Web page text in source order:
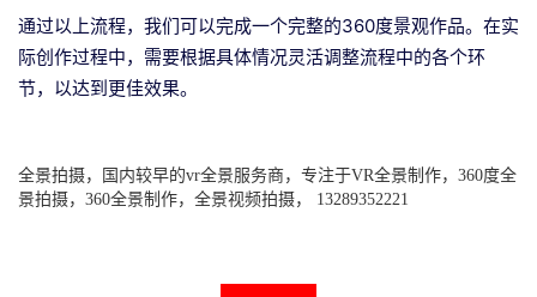
通过以上流程，我们可以完成一个完整的360度景观作品。在实
际创作过程中，需要根据具体情况灵活调整流程中的各个环
节，以达到更佳效果。
全景拍摄，国内较早的vr全景服务商，专注于VR全景制作，360度全
景拍摄，360全景制作，全景视频拍摄， 13289352221